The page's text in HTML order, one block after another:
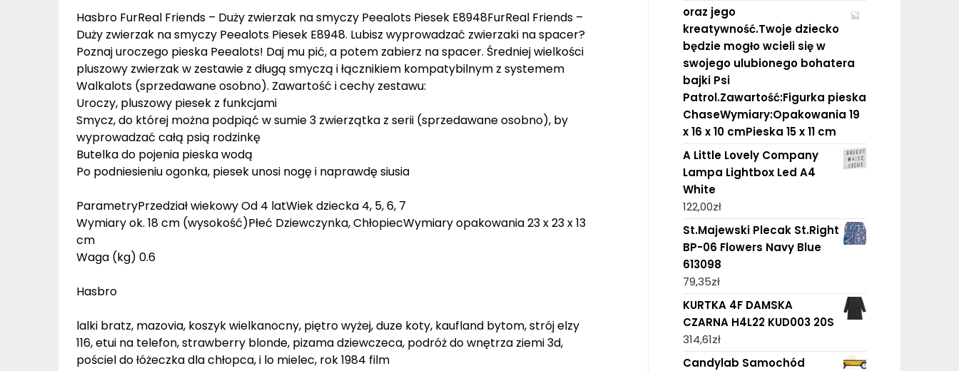
Hasbro FurReal Friends – Duży zwierzak na smyczy Peealots Piesek E8948FurReal Friends –
Duży zwierzak na smyczy Peealots Piesek E8948. Lubisz wyprowadzać zwierzaki na spacer?
Poznaj uroczego pieska Peealots! Daj mu pić, a potem zabierz na spacer. Średniej wielkości
pluszowy zwierzak w zestawie z długą smyczą i łącznikiem kompatybilnym z systemem
Walkalots (sprzedawane osobno). Zawartość i cechy zestawu:
Uroczy, pluszowy piesek z funkcjami
Smycz, do której można podpiąć w sumie 3 zwierzątka z serii (sprzedawane osobno), by
wyprowadzać całą psią rodzinkę
Butelka do pojenia pieska wodą
Po podniesieniu ogonka, piesek unosi nogę i naprawdę siusia
ParametryPrzedział wiekowy Od 4 latWiek dziecka 4, 5, 6, 7
Wymiary ok. 18 cm (wysokość)Płeć Dziewczynka, ChłopiecWymiary opakowania 23 x 23 x 13
cm
Waga (kg) 0.6
Hasbro
lalki bratz, mazovia, koszyk wielkanocny, piętro wyżej, duze koty, kaufland bytom, strój elzy
116, etui na telefon, strawberry blonde, pizama dziewczeca, podróż do wnętrza ziemi 3d,
pościel do łóżeczka dla chłopca, i lo mielec, rok 1984 film
oraz jego
kreatywność.Twoje dziecko
będzie mogło wcieli się w
swojego ulubionego bohatera
bajki Psi
Patrol.Zawartość:Figurka pieska
ChaseWymiary:Opakowania 19
x 16 x 10 cmPieska 15 x 11 cm
A Little Lovely Company
Lampa Lightbox Led A4
White
122,00zł
St.Majewski Plecak St.Right
BP-06 Flowers Navy Blue
613098
79,35zł
KURTKA 4F DAMSKA
CZARNA H4L22 KUD003 20S
314,61zł
Candylab Samochód